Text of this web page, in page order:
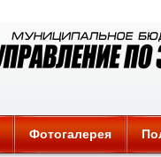
Фотогалерея